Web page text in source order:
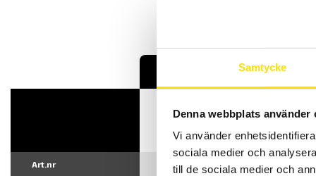
Samtycke
Denna webbplats använder
Vi använder
sociala medier och
till de sociala medier och
HT 200 Low
Art.nr 16768443 16768444